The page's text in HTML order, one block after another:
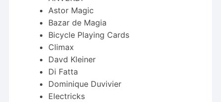
Astor Magic
Bazar de Magia
Bicycle Playing Cards
Climax
Davd Kleiner
Di Fatta
Dominique Duvivier
Electricks